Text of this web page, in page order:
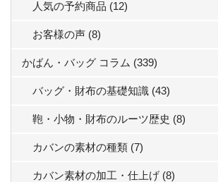
人気の予約商品 (12)
お客様の声 (8)
かばん・バッグ コラム (339)
バッグ・財布の基礎知識 (43)
鞄・小物・財布のルーツ歴史 (8)
カバンの素材の種類 (7)
カバン素材の加工・仕上げ (8)